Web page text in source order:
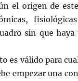
el origen de
sin que
es válido para
empezar una